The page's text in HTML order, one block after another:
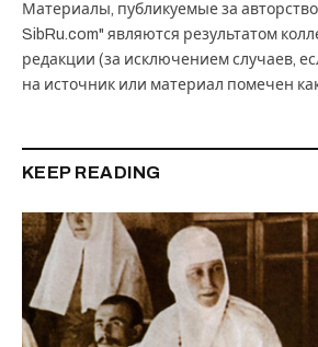
Материалы, публикуемые за
SibRu.com" являются результатом
редакции (за исключением случаев,
на источник или материал помечен
KEEP READING